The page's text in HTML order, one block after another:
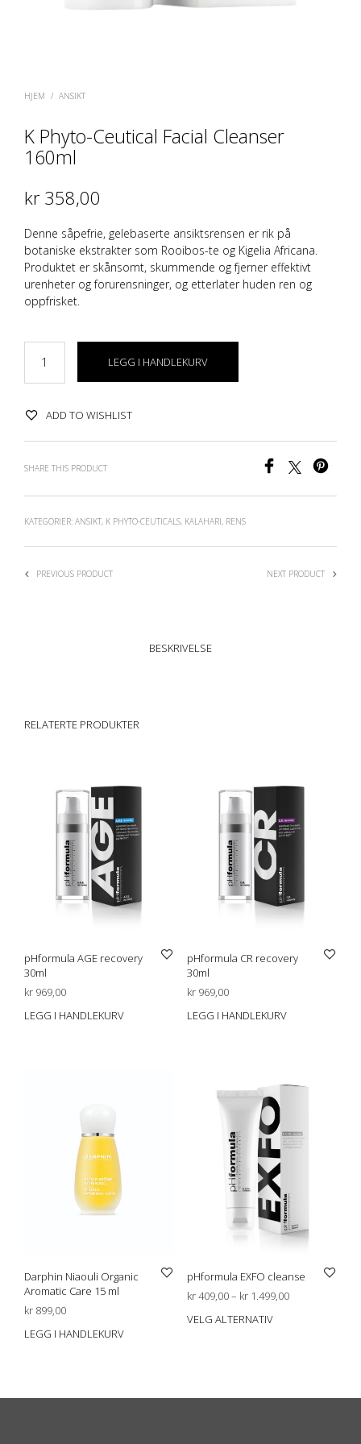
HJEM / ANSIKT
K Phyto-Ceutical Facial Cleanser
160ml
kr 358,00
Denne såpefrie, gelebaserte ansiktsrensen er rik på
botaniske ekstrakter som Rooibos-te og Kigelia Africana.
Produktet er skånsomt, skummende og fjerner effektivt
urenheter og forurensninger, og etterlater huden ren og
oppfrisket.
LEGG I HANDLEKURV
ADD TO WISHLIST
SHARE THIS PRODUCT
KATEGORIER: ANSIKT, K PHYTO-CEUTICALS, KALAHARI, RENS
PREVIOUS PRODUCT NEXT PRODUCT
BESKRIVELSE
RELATERTE PRODUKTER
pHformula AGE recovery
30ml
kr 969,00
LEGG I HANDLEKURV
pHformula CR recovery
30ml
kr969,00
LEGG I HANDLEKURV
Darphin Niaouli Organic
Aromatic Care 15 ml
kr 899,00
LEGG I HANDLEKURV
pHformula EXFO cleanse
kr409,00– kr1.499,00Prisområde:
VELG ALTERNATIV